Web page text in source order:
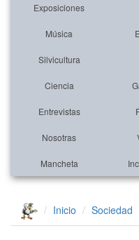
Exposiciones
Música
Silvicultura
Ciencia
Entrevistas
Nosotras
Mancheta
Inicio Sociedad